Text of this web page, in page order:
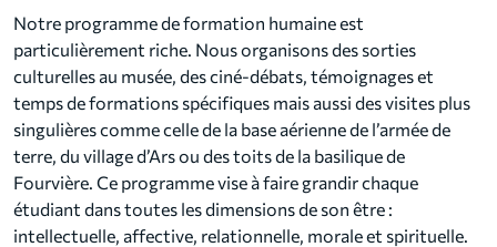
Notre programme de formation humaine est
particulièrement riche. Nous organisons des sorties
culturelles au musée, des ciné-débats, témoignages et
temps de formations spécifiques mais aussi des visites plus
singulières comme celle de la base aérienne de l’armée de
terre, du village d’Ars ou des toits de la basilique de
Fourvière. Ce programme vise à faire grandir chaque
étudiant dans toutes les dimensions de son être :
intellectuelle, affective, relationnelle, morale et spirituelle.